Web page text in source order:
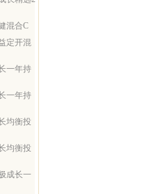
混合C
定开混
一年持
一年持
均衡投
均衡投
成长一